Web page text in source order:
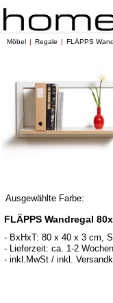
Möbel Regale FLÄPPS
Ausgewählte Farbe:
FLÄPPS Wandregal
- BxHxT: 80 x 40 x 3 cm,
- Lieferzeit: ca. 1-2 Wochen
- inkl.MwSt / inkl.